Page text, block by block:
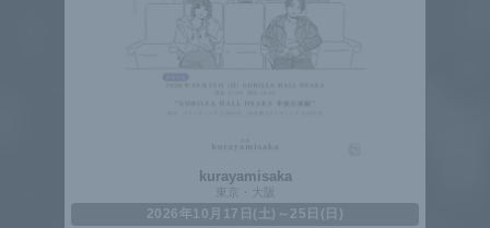
kurayamisaka
東京・大阪
2026年10月17日(土)～25日(日)